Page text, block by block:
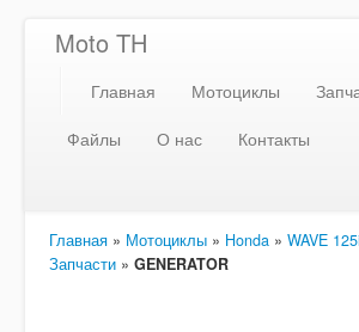
Moto TH
Главная Мотоциклы
Файлы
О нас
Контакты
Главная » Мотоциклы » Honda » WAVE
Запчасти » GENERATOR